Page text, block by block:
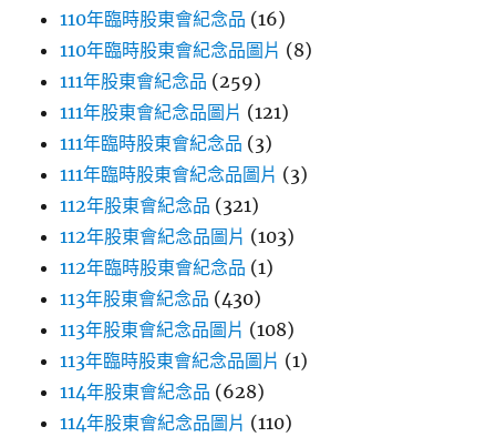
110年臨時股東會紀念品 (16)
110年臨時股東會紀念品圖片 (8)
111年股東會紀念品 (259)
111年股東會紀念品圖片 (121)
111年臨時股東會紀念品 (3)
111年臨時股東會紀念品圖片 (3)
112年股東會紀念品 (321)
112年股東會紀念品圖片 (103)
112年臨時股東會紀念品 (1)
113年股東會紀念品 (430)
113年股東會紀念品圖片 (108)
113年臨時股東會紀念品圖片 (1)
114年股東會紀念品 (628)
114年股東會紀念品圖片 (110)